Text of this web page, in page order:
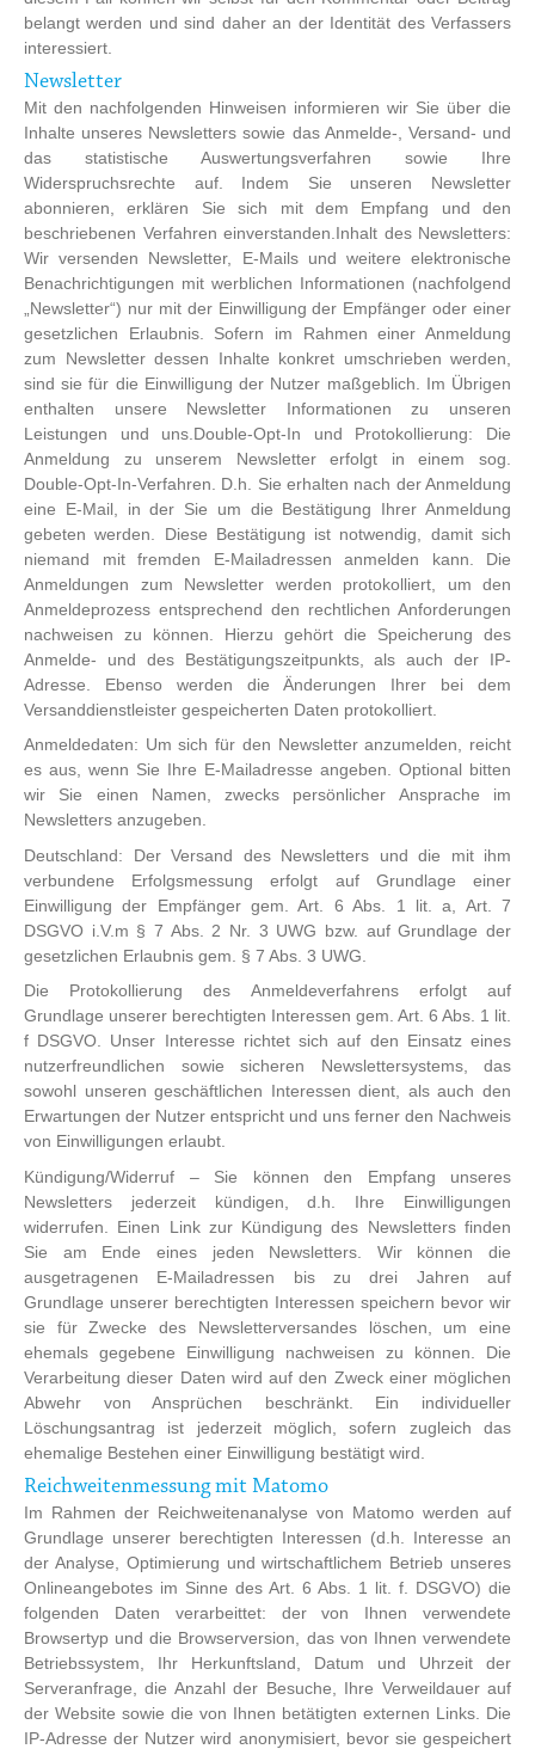
belangt werden und sind daher an der Identität des Verfassers
interessiert.
Newsletter
Mit den nachfolgenden Hinweisen informieren wir Sie über die
Inhalte unseres Newsletters sowie das Anmelde-, Versand- und
das statistische Auswertungsverfahren sowie Ihre
Widerspruchsrechte auf. Indem Sie unseren Newsletter
abonnieren, erklären Sie sich mit dem Empfang und den
beschriebenen Verfahren einverstanden.Inhalt des Newsletters:
Wir versenden Newsletter, E-Mails und weitere elektronische
Benachrichtigungen mit werblichen Informationen (nachfolgend
„Newsletter“) nur mit der Einwilligung der Empfänger oder einer
gesetzlichen Erlaubnis. Sofern im Rahmen einer Anmeldung
zum Newsletter dessen Inhalte konkret umschrieben werden,
sind sie für die Einwilligung der Nutzer maßgeblich. Im Übrigen
enthalten unsere Newsletter Informationen zu unseren
Leistungen und uns.Double-Opt-In und Protokollierung: Die
Anmeldung zu unserem Newsletter erfolgt in einem sog.
Double-Opt-In-Verfahren. D.h. Sie erhalten nach der Anmeldung
eine E-Mail, in der Sie um die Bestätigung Ihrer Anmeldung
gebeten werden. Diese Bestätigung ist notwendig, damit sich
niemand mit fremden E-Mailadressen anmelden kann. Die
Anmeldungen zum Newsletter werden protokolliert, um den
Anmeldeprozess entsprechend den rechtlichen Anforderungen
nachweisen zu können. Hierzu gehört die Speicherung des
Anmelde- und des Bestätigungszeitpunkts, als auch der IP-
Adresse. Ebenso werden die Änderungen Ihrer bei dem
Versanddienstleister gespeicherten Daten protokolliert.
Anmeldedaten: Um sich für den Newsletter anzumelden, reicht
es aus, wenn Sie Ihre E-Mailadresse angeben. Optional bitten
wir Sie einen Namen, zwecks persönlicher Ansprache im
Newsletters anzugeben.
Deutschland: Der Versand des Newsletters und die mit ihm
verbundene Erfolgsmessung erfolgt auf Grundlage einer
Einwilligung der Empfänger gem. Art. 6 Abs. 1 lit. a, Art. 7
DSGVO i.V.m § 7 Abs. 2 Nr. 3 UWG bzw. auf Grundlage der
gesetzlichen Erlaubnis gem. § 7 Abs. 3 UWG.
Die Protokollierung des Anmeldeverfahrens erfolgt auf
Grundlage unserer berechtigten Interessen gem. Art. 6 Abs. 1 lit.
f DSGVO. Unser Interesse richtet sich auf den Einsatz eines
nutzerfreundlichen sowie sicheren Newslettersystems, das
sowohl unseren geschäftlichen Interessen dient, als auch den
Erwartungen der Nutzer entspricht und uns ferner den Nachweis
von Einwilligungen erlaubt.
Kündigung/Widerruf – Sie können den Empfang unseres
Newsletters jederzeit kündigen, d.h. Ihre Einwilligungen
widerrufen. Einen Link zur Kündigung des Newsletters finden
Sie am Ende eines jeden Newsletters. Wir können die
ausgetragenen E-Mailadressen bis zu drei Jahren auf
Grundlage unserer berechtigten Interessen speichern bevor wir
sie für Zwecke des Newsletterversandes löschen, um eine
ehemals gegebene Einwilligung nachweisen zu können. Die
Verarbeitung dieser Daten wird auf den Zweck einer möglichen
Abwehr von Ansprüchen beschränkt. Ein individueller
Löschungsantrag ist jederzeit möglich, sofern zugleich das
ehemalige Bestehen einer Einwilligung bestätigt wird.
Reichweitenmessung mit Matomo
Im Rahmen der Reichweitenanalyse von Matomo werden auf
Grundlage unserer berechtigten Interessen (d.h. Interesse an
der Analyse, Optimierung und wirtschaftlichem Betrieb unseres
Onlineangebotes im Sinne des Art. 6 Abs. 1 lit. f. DSGVO) die
folgenden Daten verarbeittet: der von Ihnen verwendete
Browsertyp und die Browserversion, das von Ihnen verwendete
Betriebssystem, Ihr Herkunftsland, Datum und Uhrzeit der
Serveranfrage, die Anzahl der Besuche, Ihre Verweildauer auf
der Website sowie die von Ihnen betätigten externen Links. Die
IP-Adresse der Nutzer wird anonymisiert, bevor sie gespeichert